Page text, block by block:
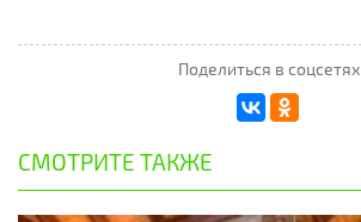
Поделиться в соцсетях
СМОТРИТЕ ТАКЖЕ